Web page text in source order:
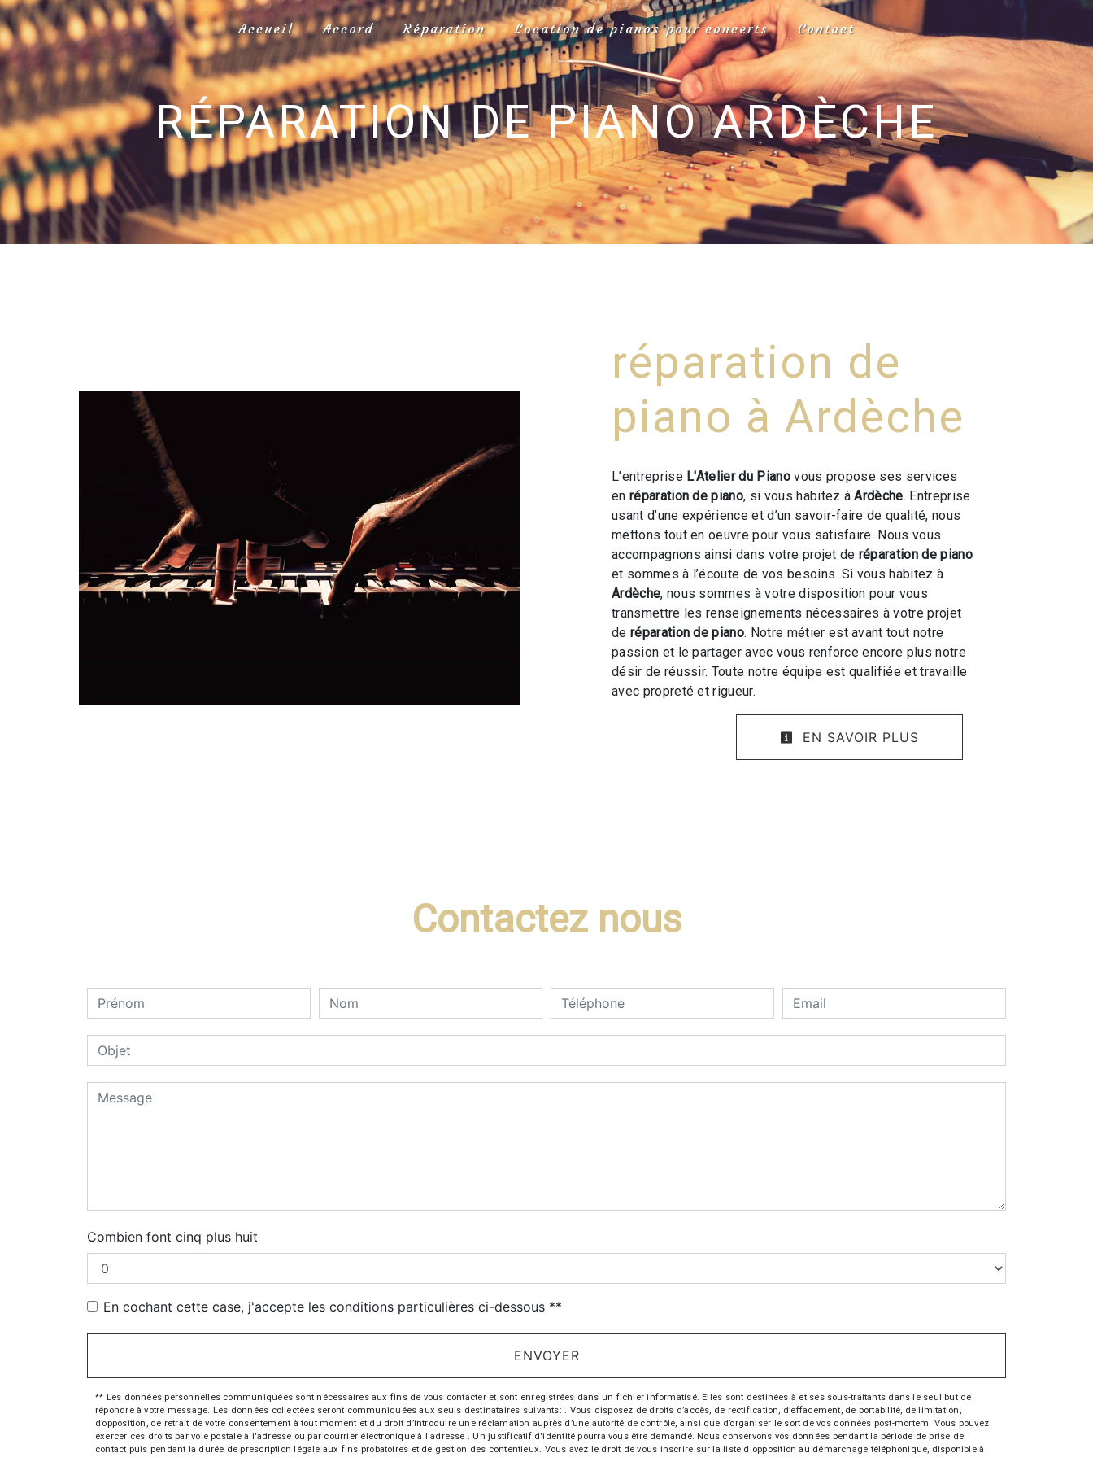
Accueil Accord Réparation Location de pianos pour concerts Contact
RÉPARATION DE PIANO ARDÈCHE
réparation de
piano à Ardèche
L’entreprise L'Atelier du Pianovous propose ses services
en réparation de piano, si vous habitez àArdèche. Entreprise
usant d’une expérience et d’un savoir-faire de qualité, nous
mettons tout en oeuvre pour vous satisfaire. Nous vous
accompagnons ainsi dans votre projet de réparation de piano
et sommes à l’écoute de vos besoins. Si vous habitez à
Ardèche, nous sommes à votre disposition pour vous
transmettre les renseignements nécessaires à votre projet
de réparation de piano. Notre métier est avant tout notre
passion et le partager avec vous renforce encore plus notre
désir de réussir. Toute notre équipe est qualifiée et travaille
avec propreté et rigueur.
EN SAVOIR PLUS
Contactez nous
Combien font cinq plus huit
En cochant cette case, j'accepte les conditions particulières ci-dessous **
ENVOYER
** Les données personnelles communiquées sont nécessaires aux fins de vous contacter et sont enregistrées dans un fichier informatisé. Elles sont destinées à et ses sous-traitants dans le seul but de
répondre à votre message. Les données collectées seront communiquées aux seuls destinataires suivants: . Vous disposez de droits d’accès, de rectification, d’effacement, de portabilité, de limitation,
d’opposition, de retrait de votre consentement à tout moment et du droit d’introduire une réclamation auprès d’une autorité de contrôle, ainsi que d’organiser le sort de vos données post-mortem. Vous pouvez
exercer ces droits par voie postale à l'adresse ou par courrier électronique à l'adresse . Un justificatif d'identité pourra vous être demandé. Nous conservons vos données pendant la période de prise de
contact puis pendant la durée de prescription légale aux fins probatoires et de gestion des contentieux. Vous avez le droit de vous inscrire sur la liste d'opposition au démarchage téléphonique, disponible à
Panneau de gestion des cookies